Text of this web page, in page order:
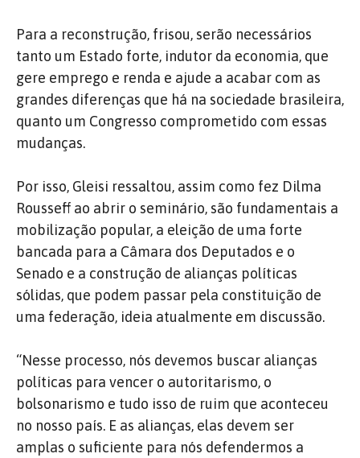
Para a reconstrução, frisou, serão necessários
tanto um Estado forte, indutor da economia, que
gere emprego e renda e ajude a acabar com as
grandes diferenças que há na sociedade brasileira,
quanto um Congresso comprometido com essas
mudanças.
Por isso, Gleisi ressaltou, assim como fez Dilma
Rousseff ao abrir o seminário, são fundamentais a
mobilização popular, a eleição de uma forte
bancada para a Câmara dos Deputados e o
Senado e a construção de alianças políticas
sólidas, que podem passar pela constituição de
uma federação, ideia atualmente em discussão.
“Nesse processo, nós devemos buscar alianças
políticas para vencer o autoritarismo, o
bolsonarismo e tudo isso de ruim que aconteceu
no nosso país. E as alianças, elas devem ser
amplas o suficiente para nós defendermos a